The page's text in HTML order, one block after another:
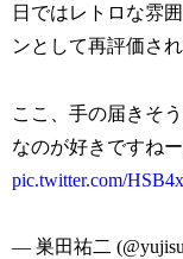
日ではレトロな雰
ンとして再評価され
ここ、手の届きそ
なのが好きですねー
pic.twitter.com/
— 巣田祐二